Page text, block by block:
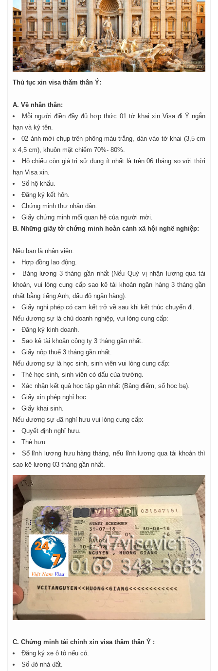
Thủ tục xin visa thăm thân Ý:
A. Về nhân thân:
Mỗi người điền đầy đủ hợp thức 01 tờ khai xin Visa đi Ý ngắn
hạn và ký tên.
02 ảnh mới chụp trên phông màu trắng, dán vào tờ khai (3,5 cm
x 4,5 cm), khuôn mặt chiếm 70%- 80%.
Hộ chiếu còn giá trị sử dụng ít nhất là trên 06 tháng so với thời
hạn Visa xin.
Sổ hộ khẩu.
Đăng ký kết hôn.
Chứng minh thư nhân dân.
Giấy chứng minh mối quan hệ của người mời.
B. Những giấy tờ chứng minh hoàn cảnh xã hội nghề nghiệp:
Nếu bạn là nhân viên:
Hợp đồng lao động.
Bảng lương 3 tháng gần nhất (Nếu Quý vị nhận lương qua tài
khoản, vui lòng cung cấp sao kê tài khoản ngân hàng 3 tháng gần
nhất bằng tiếng Anh, dấu đỏ ngân hàng).
Giấy nghỉ phép có cam kết trở về sau khi kết thúc chuyến đi.
Nếu đương sự là chủ doanh nghiệp, vui lòng cung cấp:
Đăng ký kinh doanh.
Sao kê tài khoản công ty 3 tháng gần nhất.
Giấy nộp thuế 3 tháng gần nhất.
Nếu đương sự là học sinh, sinh viên vui lòng cung cấp:
Thẻ học sinh, sinh viên có dấu của trường.
Xác nhận kết quả học tập gần nhất (Bảng điểm, sổ học bạ).
Giấy xin phép nghỉ học.
Giấy khai sinh.
Nếu đương sự đã nghỉ hưu vui lòng cung cấp:
Quyết định nghỉ hưu.
Thẻ hưu.
Sổ lĩnh lương hưu hàng tháng, nếu lĩnh lương qua tài khoản thì
sao kê lương 03 tháng gần nhất.
C. Chứng minh tài chính xin visa thăm thân Ý :
Đăng ký xe ô tô nếu có.
Sổ đỏ nhà đất.